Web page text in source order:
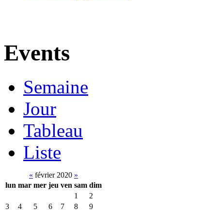
Events
Semaine
Jour
Tableau
Liste
« février 2020 »
lun mar mer jeu ven sam dim
1
2
3
4 5 6 7 8 9